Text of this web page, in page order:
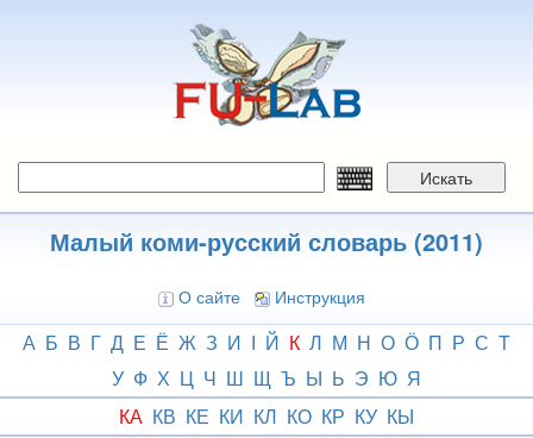
Искать
Малый коми-русский словарь (2011)
О сайте Инструкция
А Б В Г Д Е Ё Ж З И І Й К Л М Н О Ӧ П Р С Т
У Ф Х Ц Ч Ш Щ Ъ Ы Ь Э Ю Я
КА КВ КЕ КИ КЛ КО КР КУ КЫ